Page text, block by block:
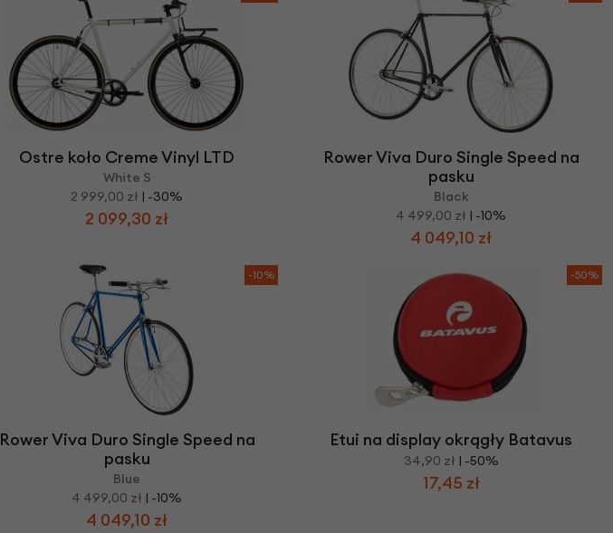
Ostre koło Creme Vinyl LTD
White S
2 999,00 zł | -30%
2 099,30 zł
Rower Viva Duro Single Speed na
pasku
Black
4 499,00 zł | -10%
4 049,10 zł
-10%
Rower Viva Duro Single Speed na
pasku
Blue
4 499,00 zł | -10%
4 049,10 zł
-50%
Etui na display okrągły Batavus
34,90 zł | -50%
17,45 zł